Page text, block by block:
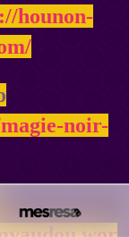
hounon-
noir-